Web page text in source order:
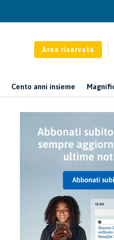
Area riservata
Cento anni insieme